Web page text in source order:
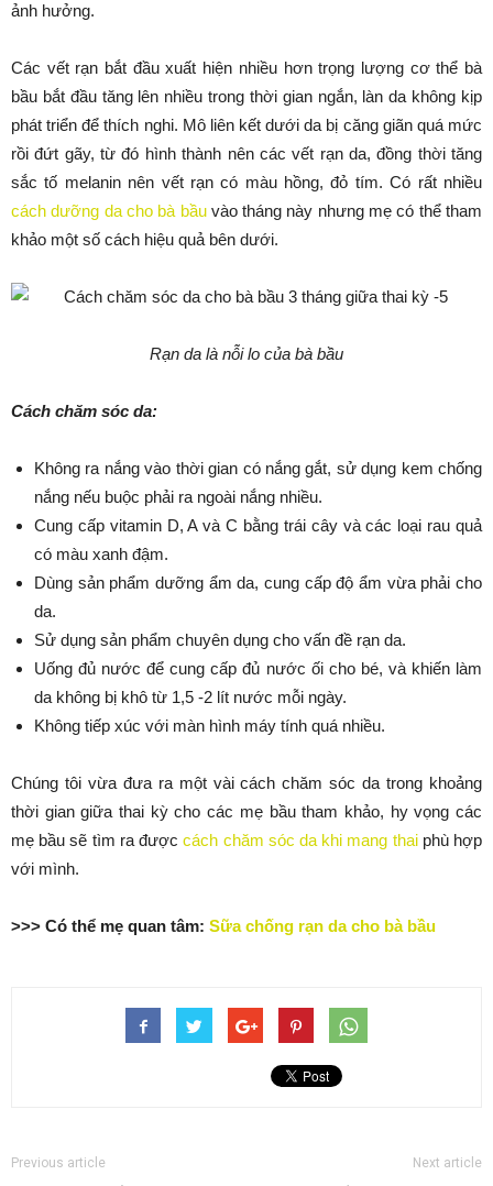
ảnh hưởng.
Các vết rạn bắt đầu xuất hiện nhiều hơn trọng lượng cơ thể bà
bầu bắt đầu tăng lên nhiều trong thời gian ngắn, làn da không kịp
phát triển để thích nghi. Mô liên kết dưới da bị căng giãn quá mức
rồi đứt gãy, từ đó hình thành nên các vết rạn da, đồng thời tăng
sắc tố melanin nên vết rạn có màu hồng, đỏ tím. Có rất nhiều
cách dưỡng da cho bà bầuvào tháng này nhưng mẹ có thể tham
khảo một số cách hiệu quả bên dưới.
Rạn da là nỗi lo của bà bầu
Cách chăm sóc da:
Không ra nắng vào thời gian có nắng gắt, sử dụng kem chống
nắng nếu buộc phải ra ngoài nắng nhiều.
Cung cấp vitamin D, A và C bằng trái cây và các loại rau quả
có màu xanh đậm.
Dùng sản phẩm dưỡng ẩm da, cung cấp độ ẩm vừa phải cho
da.
Sử dụng sản phẩm chuyên dụng cho vấn đề rạn da.
Uống đủ nước để cung cấp đủ nước ối cho bé, và khiến làm
da không bị khô từ 1,5 -2 lít nước mỗi ngày.
Không tiếp xúc với màn hình máy tính quá nhiều.
Chúng tôi vừa đưa ra một vài cách chăm sóc da trong khoảng
thời gian giữa thai kỳ cho các mẹ bầu tham khảo, hy vọng các
mẹ bầu sẽ tìm ra đượccách chăm sóc da khi mang thaiphù hợp
với mình.
>>> Có thể mẹ quan tâm: Sữa chống rạn da cho bà bầu
Previous article Next article